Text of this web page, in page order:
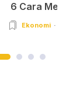
6 Cara
Ekonomi